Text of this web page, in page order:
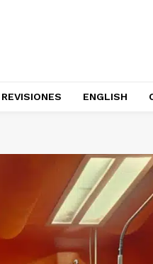
REVISIONES ENGLISH